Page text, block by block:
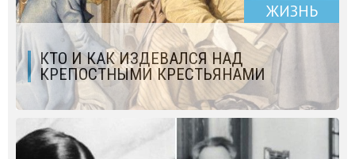
ЖИЗНЬ
КТО И КАК ИЗДЕВАЛСЯ НАД
КРЕПОСТНЫМИ КРЕСТЬЯНАМИ